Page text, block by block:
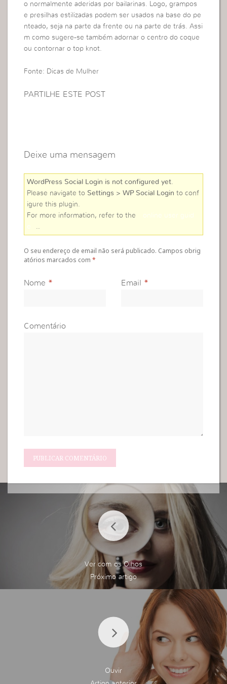
o normalmente aderidas por bailarinas. Logo, grampos
e presilhas estilizadas podem ser usados na base do pe
nteado, seja na parte da frente ou na parte de trás. Assi
m como sugere-se também adornar o centro do coque
ou contornar o top knot.
Fonte: Dicas de Mulher
PARTILHE ESTE POST
Deixe uma mensagem
WordPress Social Login is not configured yet
Please navigate to Settings > WP Social Login to conf
igure this plugin.
For more information, refer to the
online user guid
e
O seu endereço de email não será publicado. Campos obrig
atórios marcados com*
Nome * Email *
Comentário
Ver com os Olhos
Ouvir